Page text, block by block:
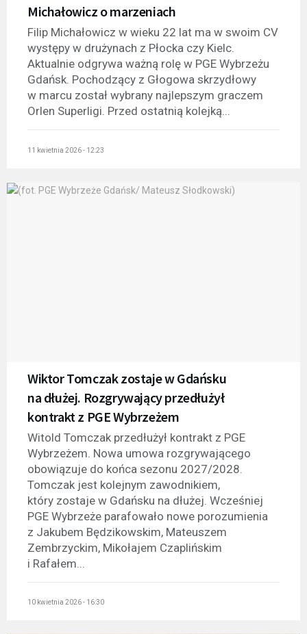
Michałowicz o marzeniach
Filip Michałowicz w wieku 22 lat ma w swoim CV
występy w drużynach z Płocka czy Kielc.
Aktualnie odgrywa ważną rolę w PGE Wybrzeżu
Gdańsk. Pochodzący z Głogowa skrzydłowy
w marcu został wybrany najlepszym graczem
Orlen Superligi. Przed ostatnią kolejką...
11 kwietnia 2026 - 12:23
Wiktor Tomczak zostaje w Gdańsku
na dłużej. Rozgrywający przedłużył
kontrakt z PGE Wybrzeżem
Witold Tomczak przedłużył kontrakt z PGE
Wybrzeżem. Nowa umowa rozgrywającego
obowiązuje do końca sezonu 2027/2028.
Tomczak jest kolejnym zawodnikiem,
który zostaje w Gdańsku na dłużej. Wcześniej
PGE Wybrzeże parafowało nowe porozumienia
z Jakubem Będzikowskim, Mateuszem
Zembrzyckim, Mikołajem Czaplińskim
i Rafałem...
10 kwietnia 2026 - 16:30